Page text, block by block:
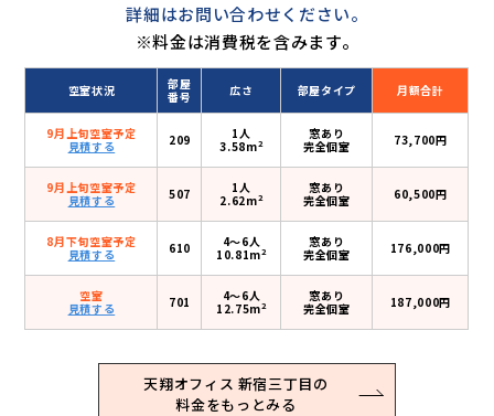
詳細はお問い合わせください。
※料金は消費税を含みます。
空室状況
部屋
番号
広さ 部屋タイプ 月額合計
9月上旬空室予定
見積する
209
1人
3.58m2
窓あり
完全個室
73,700円
9月上旬空室予定
見積する
507
1人
2.62m2
窓あり
完全個室
60,500円
8月下旬空室予定
見積する
610
4〜6人
10.81m2
窓あり
完全個室
176,000円
空室
見積する
701
4〜6人
12.75m2
窓あり
完全個室
187,000円
天翔オフィス 新宿三丁目の
料金をもっとみる